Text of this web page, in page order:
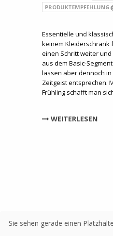
PRODUKTEMPFEHLUNG
Essentielle und
keinem Kleiderschrank
einen Schritt weiter
aus dem Basic-
lassen aber dennoch in
Zeitgeist entsprechen.
Frühling schafft man
WEITERLESEN
Sie sehen gerade einen